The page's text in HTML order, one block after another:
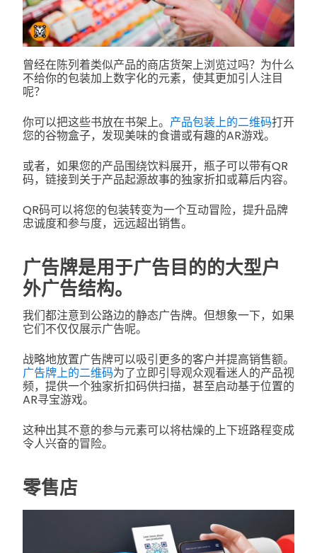
曾经在陈列着类似产品的商店货架上浏览过吗？为什么
不给你的包装加上数字化的元素，使其更加引人注目
呢？
你可以把这些书放在书架上。 产品包装上的二维码打开
您的谷物盒子，发现美味的食谱或有趣的AR游戏。
或者，如果您的产品围绕饮料展开，瓶子可以带有QR
码，链接到关于产品起源故事的独家折扣或幕后内容。
QR码可以将您的包装转变为一个互动冒险，提升品牌
忠诚度和参与度，远远超出销售。
广告牌是用于广告目的的大型户
外广告结构。
我们都注意到公路边的静态广告牌。但想象一下，如果
它们不仅仅展示广告呢。
战略地放置广告牌可以吸引更多的客户并提高销售额。
广告牌上的二维码为了立即引导观众观看迷人的产品视
频，提供一个独家折扣码供扫描，甚至启动基于位置的
AR寻宝游戏。
这种出其不意的参与元素可以将枯燥的上下班路程变成
令人兴奋的冒险。
零售店